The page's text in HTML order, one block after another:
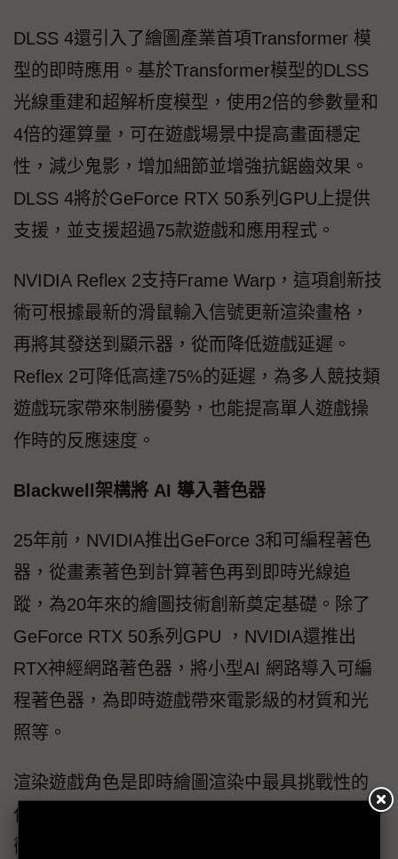
DLSS 4還引入了繪圖產業首項Transformer 模
型的即時應用。基於Transformer模型的DLSS
光線重建和超解析度模型，使用2倍的參數量和
4倍的運算量，可在遊戲場景中提高畫面穩定
性，減少鬼影，增加細節並增強抗鋸齒效果。
DLSS 4將於GeForce RTX 50系列GPU上提供
支援，並支援超過75款遊戲和應用程式。
NVIDIA Reflex 2支持Frame Warp，這項創新技
術可根據最新的滑鼠輸入信號更新渲染畫格，
再將其發送到顯示器，從而降低遊戲延遲。
Reflex 2可降低高達75%的延遲，為多人競技類
遊戲玩家帶來制勝優勢，也能提高單人遊戲操
作時的反應速度。
Blackwell架構將 AI 導入著色器
25年前，NVIDIA推出GeForce 3和可編程著色
器，從畫素著色到計算著色再到即時光線追
蹤，為20年來的繪圖技術創新奠定基礎。除了
GeForce RTX 50系列GPU ，NVIDIA還推出
RTX神經網路著色器，將小型AI 網路導入可編
程著色器，為即時遊戲帶來電影級的材質和光
照等。
渲染遊戲角色是即時繪圖渲染中最具挑戰性的
任務之一，玩家很容易注意到數位人身上的細
微錯誤和偽影。